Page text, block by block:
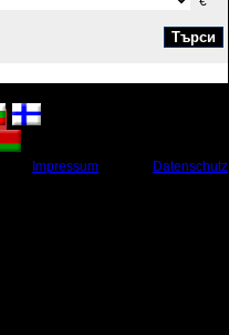
Datenschutz
Impressum